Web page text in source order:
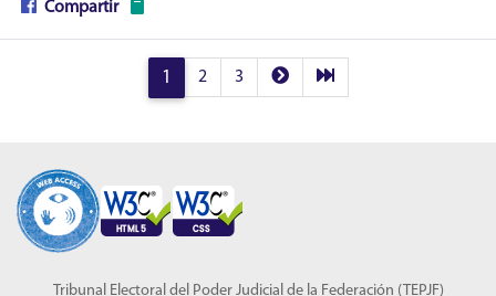
Compartir
1 2 3
Tribunal Electoral del Poder Judicial de la Federación (TEPJF)